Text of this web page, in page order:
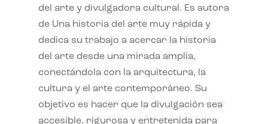
del arte y divulgadora cultural. Es autora
de Una historia del arte muy rápida y
dedica su trabajo a acercar la historia
del arte desde una mirada amplia,
conectándola con la arquitectura, la
cultura y el arte contemporáneo. Su
objetivo es hacer que la divulgación sea
accesible, rigurosa y entretenida para